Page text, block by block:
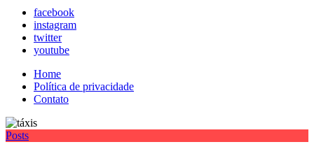
facebook
instagram
twitter
youtube
Home
Política de privacidade
Contato
Posts